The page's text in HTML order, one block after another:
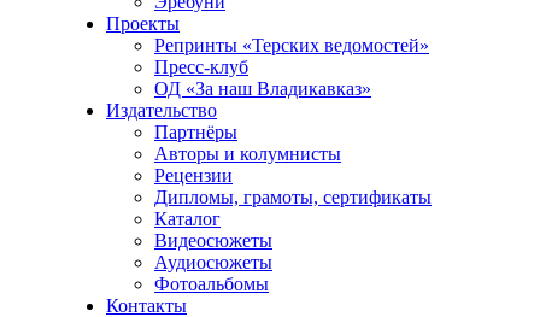
Проекты
Репринты «Терских ведомостей»
Пресс-клуб
ОД «За наш Владикавказ»
Издательство
Партнёры
Авторы и колумнисты
Рецензии
Дипломы, грамоты, сертификаты
Каталог
Видеосюжеты
Аудиосюжеты
Фотоальбомы
Контакты